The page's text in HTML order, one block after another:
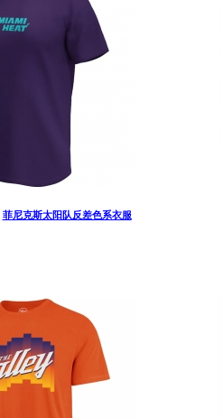
菲尼克斯太阳队反差色系衣服